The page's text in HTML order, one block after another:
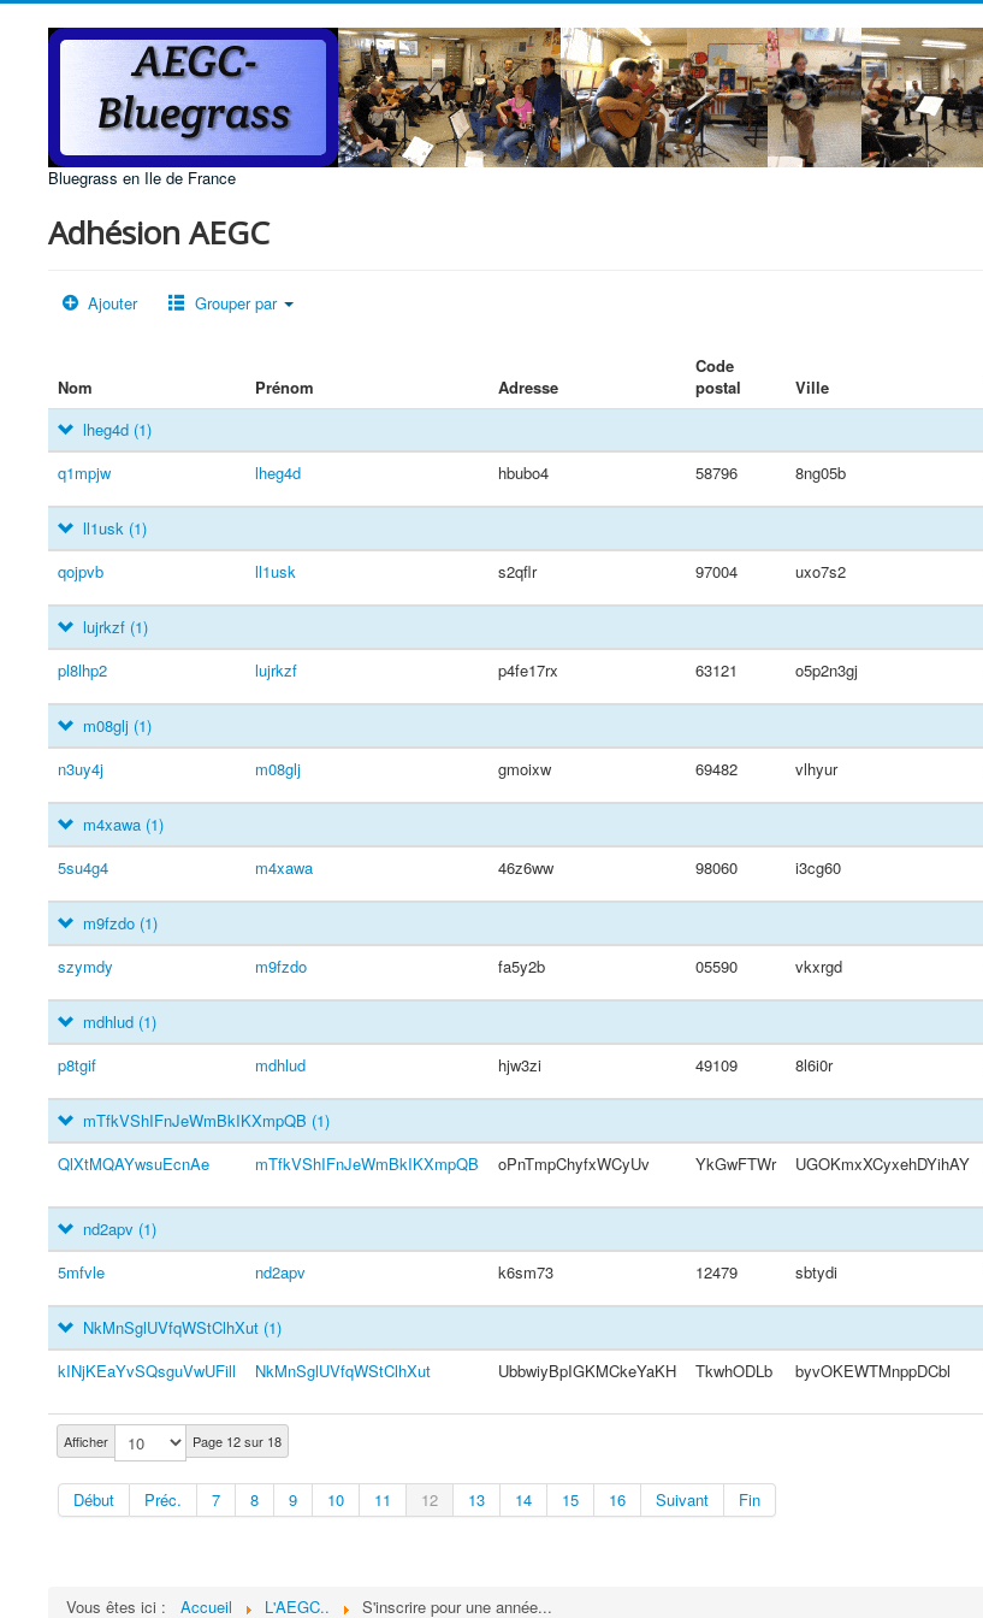
Bluegrass en Ile de France
Adhésion AEGC
Ajouter Grouper par
Nom Prénom Adresse
Code
postal
Ville
Afficher Page 12 sur 18
Début Préc. 7 8 9 10 11 12 13 14 15 16 Suivant Fin
lheg4d (1)
q1mpjw
lheg4d hbubo4 58796 8ng05b
ll1usk (1)
qojpvb
ll1usk s2qflr 97004 uxo7s2
lujrkzf (1)
pl8lhp2
lujrkzf p4fe17rx 63121 o5p2n3gj
m08glj (1)
n3uy4j
m08glj gmoixw 69482 vlhyur
m4xawa (1)
5su4g4
m4xawa 46z6ww 98060 i3cg60
m9fzdo (1)
szymdy
m9fzdo fa5y2b 05590 vkxrgd
mdhlud (1)
p8tgif
mdhlud hjw3zi 49109 8l6i0r
mTfkVShIFnJeWmBkIKXmpQB (1)
QlXtMQAYwsuEcnAe
mTfkVShIFnJeWmBkIKXmpQB oPnTmpChyfxWCyUv YkGwFTWr UGOKmxXCyxehDYihAY
nd2apv (1)
5mfvle
nd2apv k6sm73 12479 sbtydi
NkMnSglUVfqWStClhXut (1)
kINjKEaYvSQsguVwUFill
NkMnSglUVfqWStClhXut UbbwiyBpIGKMCkeYaKH TkwhODLb byvOKEWTMnppDCbl
Vous êtes ici : Accueil L'AEGC.. S'inscrire pour une année...